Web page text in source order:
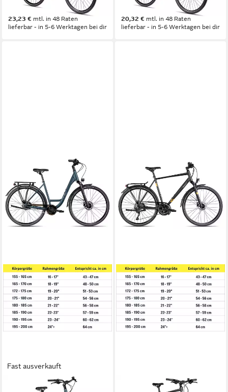
799,99 €
23,23 € mtl. in 48 Raten
lieferbar - in 5-6 Werktagen bei dir
699,99 €
20,32 € mtl. in 48 Raten
lieferbar - in 5-6 Werktagen bei dir
Fast ausverkauft
2R MANUFAKTUR 2R MANUFAKTUR